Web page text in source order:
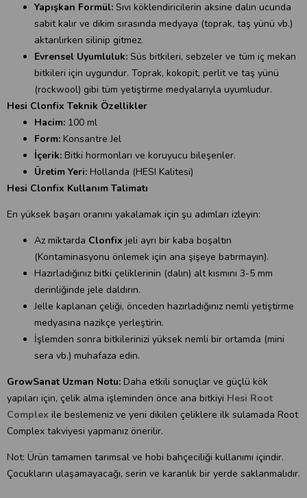
Yapışkan Formül: Sıvı köklendiricilerin aksine dalın ucunda
sabit kalır ve dikim sırasında medyaya (toprak, taş yünü vb.)
aktarılırken silinip gitmez.
Evrensel Uyumluluk: Süs bitkileri, sebzeler ve tüm iç mekan
bitkileri için uygundur. Toprak, kokopit, perlit ve taş yünü
(rockwool) gibi tüm yetiştirme medyalarıyla uyumludur.
Hesi Clonfix Teknik Özellikler
Hacim: 100 ml
Form: Konsantre Jel
İçerik: Bitki hormonları ve koruyucu bileşenler.
Üretim Yeri: Hollanda (HESI Kalitesi)
Hesi Clonfix Kullanım Talimatı
En yüksek başarı oranını yakalamak için şu adımları izleyin:
Az miktarda Clonfix jeli ayrı bir kaba boşaltın
(Kontaminasyonu önlemek için ana şişeye batırmayın).
Hazırladığınız bitki çeliklerinin (dalın) alt kısmını 3-5 mm
derinliğinde jele daldırın.
Jelle kaplanan çeliği, önceden hazırladığınız nemli yetiştirme
medyasına nazikçe yerleştirin.
İşlemden sonra bitkilerinizi yüksek nemli bir ortamda (mini
sera vb.) muhafaza edin.
GrowSanat Uzman Notu: Daha etkili sonuçlar ve güçlü kök
yapıları için, çelik alma işleminden önce ana bitkiyi Hesi Root
Complex ile beslemeniz ve yeni dikilen çeliklere ilk sulamada Root
Complex takviyesi yapmanız önerilir.
Not: Ürün tamamen tarımsal ve hobi bahçeciliği kullanımı içindir.
Çocukların ulaşamayacağı, serin ve karanlık bir yerde saklanmalıdır.